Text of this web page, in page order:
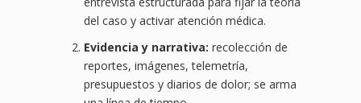
del caso y activar atención médica.
Evidencia y narrativa: recolección de
reportes, imágenes, telemetría,
presupuestos y diarios de dolor; se arma